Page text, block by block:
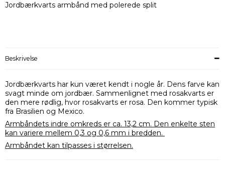
Jordbærkvarts armbånd med polerede split
Beskrivelse
Jordbærkvarts har kun været kendt i nogle år. Dens farve kan
svagt minde om jordbær. Sammenlignet med rosakvarts er
den mere rødlig, hvor rosakvarts er rosa. Den kommer typisk
fra Brasilien og Mexico.
Armbåndets indre omkreds er ca. 13,2 cm. Den enkelte sten
kan variere mellem 0,3 og 0,6 mm i bredden.
Armbåndet kan tilpasses i størrelsen.